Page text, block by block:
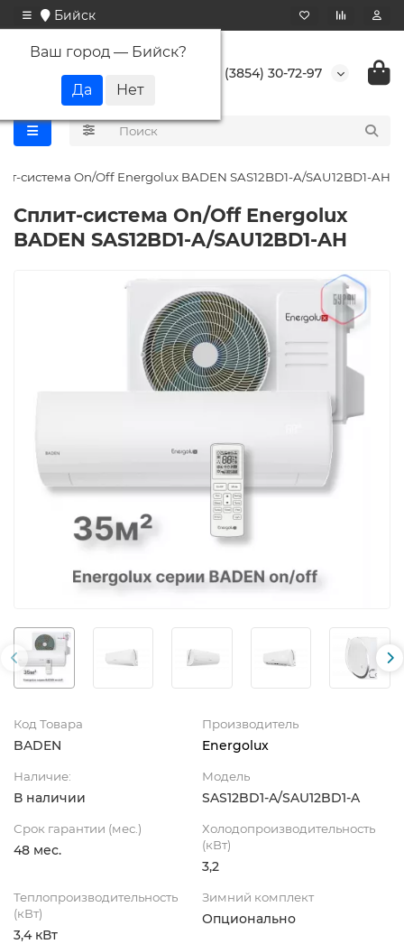
Бийск
Ваш город — Бийск?
+7 (3854) 30-72-97
система On/Off Energolux BADEN SAS12BD1-A/SAU12BD1-AH
Сплит-система On/Off Energolux
BADEN SAS12BD1-A/SAU12BD1-AH
Код Товара
BADEN
Производитель
Energolux
Наличие:
В наличии
Модель
SAS12BD1-A/SAU12BD1-A
Срок гарантии (мес.)
48 мес.
Холодопроизводительность
(кВт)
3,2
Теплопроизводительность
(кВт)
3,4 кВт
Зимний комплект
Опционально